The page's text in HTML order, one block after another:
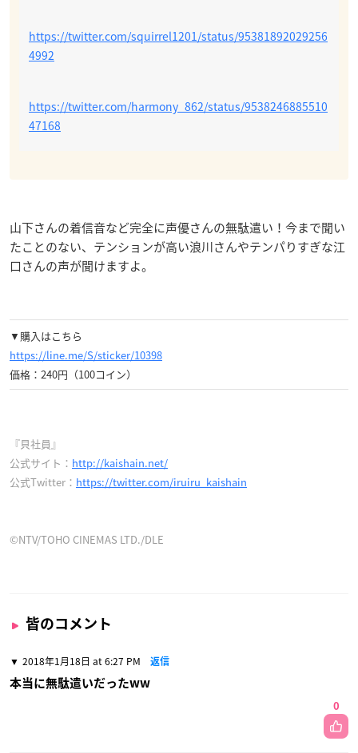
https://twitter.com/squirrel1201/status/95381892029256
4992
https://twitter.com/harmony_862/status/9538246885510
47168
山下さんの着信音など完全に声優さんの無駄遣い！今まで聞い
たことのない、テンションが高い浪川さんやテンパりすぎな江
口さんの声が聞けますよ。
▼購入はこちら
https://line.me/S/sticker/10398
価格：240円（100コイン）
『貝社員』
公式サイト： http://kaishain.net/
公式Twitter： https://twitter.com/iruiru_kaishain
©NTV/TOHO CINEMAS LTD./DLE
皆のコメント
2018年1月18日 at 6:27 PM 返信
本当に無駄遣いだったww
0